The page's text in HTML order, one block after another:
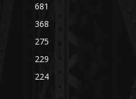
681
368
275
229
224